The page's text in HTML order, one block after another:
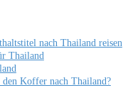
nach Thailand reisen
Thailand
Koffer nach Thailand?